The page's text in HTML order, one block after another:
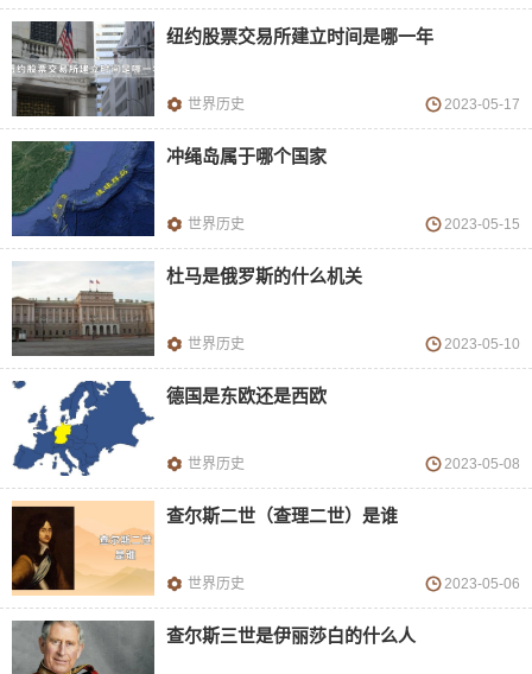
纽约股票交易所建立时间是哪一年
世界历史 2023-05-17
冲绳岛属于哪个国家
世界历史 2023-05-15
杜马是俄罗斯的什么机关
世界历史 2023-05-10
德国是东欧还是西欧
世界历史 2023-05-08
查尔斯二世（查理二世）是谁
世界历史 2023-05-06
查尔斯三世是伊丽莎白的什么人